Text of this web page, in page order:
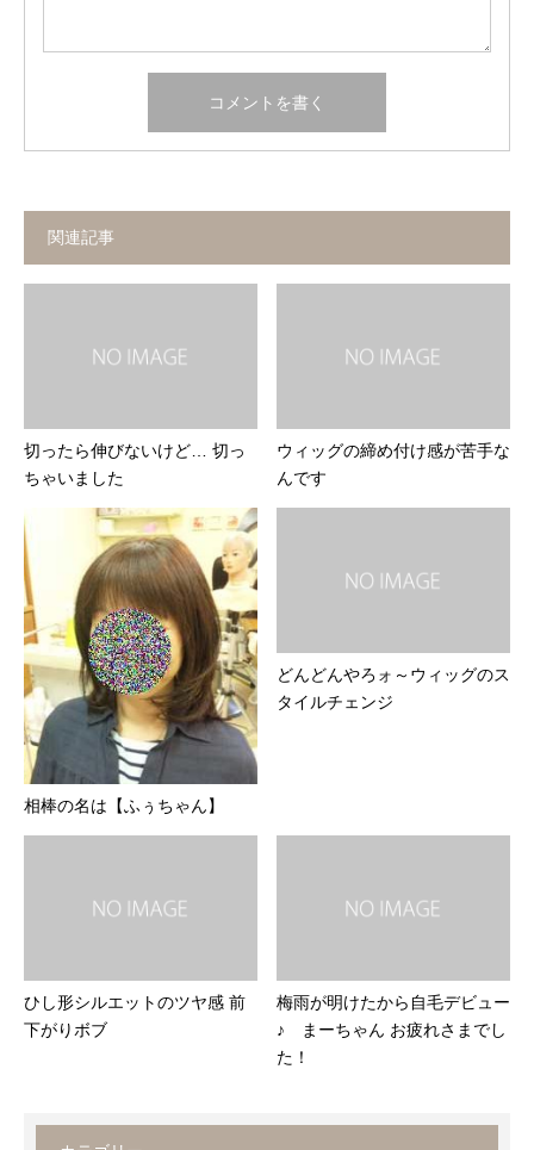
関連記事
切ったら伸びないけど… 切っ
ちゃいました
ウィッグの締め付け感が苦手な
んです
相棒の名は【ふぅちゃん】
どんどんやろォ～ウィッグのス
タイルチェンジ
ひし形シルエットのツヤ感 前
下がりボブ
梅雨が明けたから自毛デビュー
♪ まーちゃん お疲れさまでし
た！